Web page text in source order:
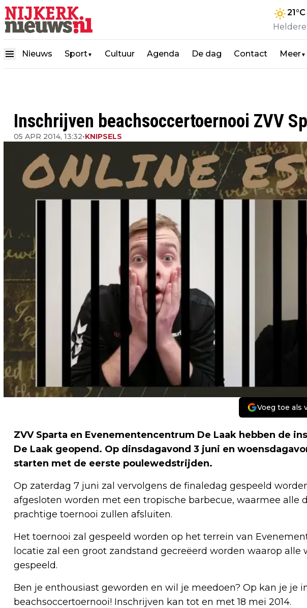
21°C
Heldere
Nieuws Sport▼ Cultuur Agenda De dag Contact Meer▼
Inschrijven beachsoccertoernooi ZVV
05 APR 2014, 13:32•KNIPSELS
Voeg toe als
ZVV Sparta en Evenementencentrum De Laak hebben de
De Laak geopend. Op dinsdagavond 3 juni en
starten met de eerste poulewedstrijden.
Op zaterdag 7 juni zal vervolgens de finaledag gespeeld
afgesloten worden met een tropische barbecue, waarmee alle
prachtige toernooi zullen afsluiten.
Het toernooi zal gespeeld worden op het terrein van
locatie zal een groot zandstand gecreëerd worden waarop alle
gespeeld.
Ben je enthousiast geworden en wil je meedoen? Op kan je je
beachsoccertoernooi! Inschrijven kan tot en met 18 mei 2014.